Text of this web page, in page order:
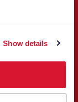
Show details